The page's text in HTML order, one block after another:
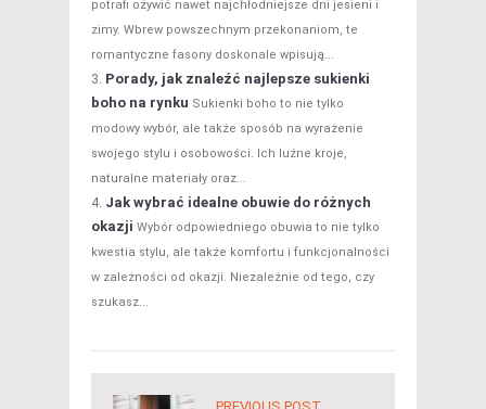
potrafi ożywić nawet najchłodniejsze dni jesieni i
zimy. Wbrew powszechnym przekonaniom, te
romantyczne fasony doskonale wpisują...
Porady, jak znaleźć najlepsze sukienki
boho na rynku Sukienki boho to nie tylko
modowy wybór, ale także sposób na wyrażenie
swojego stylu i osobowości. Ich luźne kroje,
naturalne materiały oraz...
Jak wybrać idealne obuwie do różnych
okazji Wybór odpowiedniego obuwia to nie tylko
kwestia stylu, ale także komfortu i funkcjonalności
w zależności od okazji. Niezależnie od tego, czy
szukasz...